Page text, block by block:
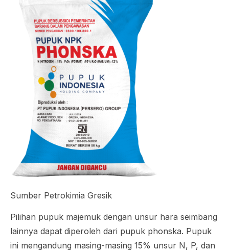
Sumber Petrokimia Gresik
Pilihan pupuk majemuk dengan unsur hara seimbang
lainnya dapat diperoleh dari pupuk phonska. Pupuk
ini mengandung masing-masing 15% unsur N, P, dan